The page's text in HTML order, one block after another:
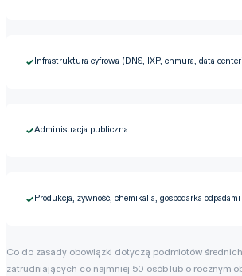
✓Infrastruktura cyfrowa (DNS, IXP, chmura, data
✓Administracja publiczna
✓Produkcja, żywność, chemikalia, gospodarka odpadami
Co do zasady obowiązki dotyczą podmiotów
zatrudniających co najmniej 50 osób lub o rocznym